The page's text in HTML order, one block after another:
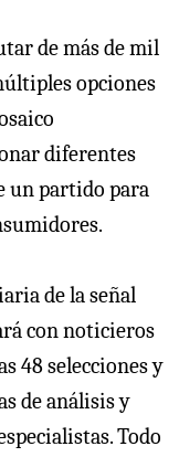
de más de mil
opciones
diferentes
un partido para
de la señal
con noticieros
48 selecciones y
de análisis y
Todo